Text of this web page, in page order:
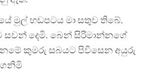
මුල් හඩපටය මා සතුව තිබේ.
සවන් දෙමි. බෙන් සිරිමාන්නගේ
කුමරු සබයට පිවිසෙන අයුරු
ගනිමි